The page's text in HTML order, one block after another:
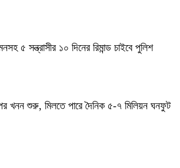
৫ সন্ত্রাসীর ১০ দিনের রিমান্ড চাইবে পুলিশ
খনন শুরু, মিলতে পারে দৈনিক ৫-৭ মিলিয়ন ঘনফুট